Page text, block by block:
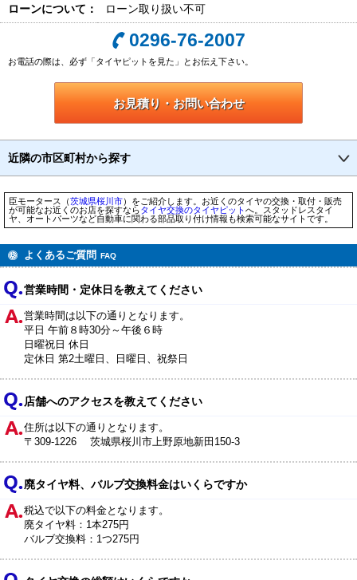
ローンについて： ローン取り扱い不可
0296-76-2007
お電話の際は、必ず「タイヤピットを見た」とお伝え下さい。
お見積り・お問い合わせ
近隣の市区町村から探す
臣モータース（茨城県桜川市）をご紹介します。お近くのタイヤの交換・取付・販売
が可能なお近くのお店を探すならタイヤ交換のタイヤピットへ。スタッドレスタイ
ヤ、オートパーツなど自動車に関わる部品取り付け情報も検索可能なサイトです。
よくあるご質問 FAQ
営業時間・定休日を教えてください
営業時間は以下の通りとなります。
平日 午前８時30分～午後６時
日曜祝日 休日
定休日 第2土曜日、日曜日、祝祭日
店舗へのアクセスを教えてください
住所は以下の通りとなります。
〒309-1226 茨城県桜川市上野原地新田150-3
廃タイヤ料、バルブ交換料金はいくらですか
税込で以下の料金となります。
廃タイヤ料：1本275円
バルブ交換料：1つ275円